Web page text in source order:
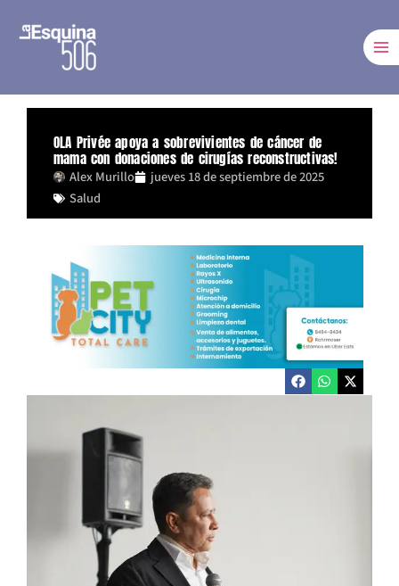
OLA Privée apoya a sobrevivientes de cáncer de
mama con donaciones de cirugías reconstructivas!
Alex Murillo
jueves 18 de septiembre de 2025
Salud